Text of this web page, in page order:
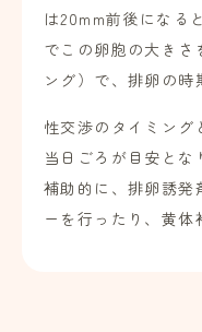
は20mm前後になる
でこの卵胞の大きさ
ング）で、排卵の時
性交渉のタイミング
当日ごろが目安とな
補助的に、排卵誘発
ーを行ったり、黄体